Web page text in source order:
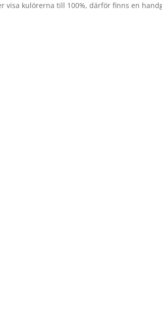
visa kulörerna till 100%, därför finns en